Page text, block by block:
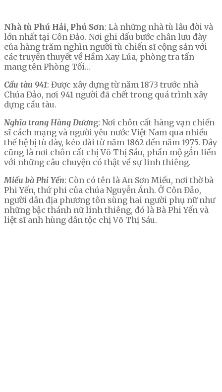
Nhà tù Phú Hải, Phú Sơn: Là những nhà tù lâu đời và
lớn nhất tại Côn Đảo. Nơi ghi dấu bước chân lưu đày
của hàng trăm nghìn người tù chiến sĩ cộng sản với
các truyền thuyết về Hầm Xay Lúa, phòng tra tấn
mang tên Phòng Tối…
Cầu tàu 941: Được xây dựng từ năm 1873 trước nhà
Chúa Đảo, nơi 941 người đã chết trong quá trình xây
dựng cầu tàu.
Nghĩa trang Hàng Dương: Nơi chôn cất hàng vạn chiến
sĩ cách mạng và người yêu nước Việt Nam qua nhiều
thế hệ bị tù đày, kéo dài từ năm 1862 đến năm 1975. Đây
cũng là nơi chôn cất chị Võ Thị Sáu, phần mộ gắn liền
với những câu chuyện có thật về sự linh thiêng.
Miếu bà Phi Yến: Còn có tên là An Sơn Miếu, nơi thờ bà
Phi Yến, thứ phi của chúa Nguyễn Ánh. Ở Côn Đảo,
người dân địa phương tôn sùng hai người phụ nữ như
những bậc thánh nữ linh thiêng, đó là Bà Phi Yến và
liệt sĩ anh hùng dân tộc chị Võ Thị Sáu.